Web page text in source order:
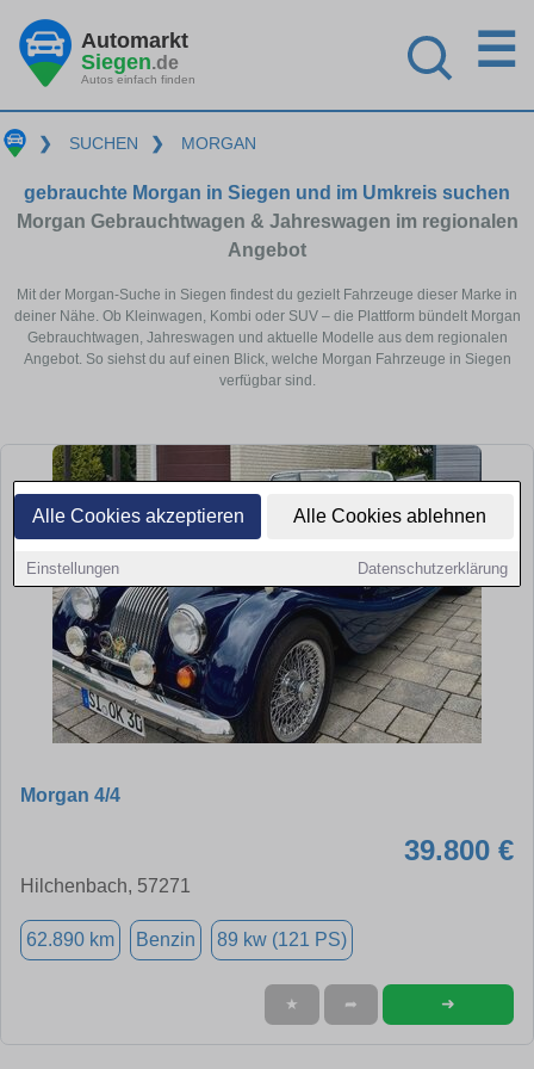
Alle Cookies akzeptieren Alle Cookies ablehnen
Einstellungen Datenschutzerklärung
Automarkt
Siegen.de
Autos einfach finden
☰
❯ SUCHEN ❯ MORGAN
gebrauchte Morgan in Siegen und im Umkreis suchen
Morgan Gebrauchtwagen & Jahreswagen im regionalen
Angebot
Mit der Morgan-Suche in Siegen findest du gezielt Fahrzeuge dieser Marke in
deiner Nähe. Ob Kleinwagen, Kombi oder SUV – die Plattform bündelt Morgan
Gebrauchtwagen, Jahreswagen und aktuelle Modelle aus dem regionalen
Angebot. So siehst du auf einen Blick, welche Morgan Fahrzeuge in Siegen
verfügbar sind.
Morgan 4/4
39.800 €
Hilchenbach, 57271
62.890 km Benzin 89 kw (121 PS)
★ ➦ ➜